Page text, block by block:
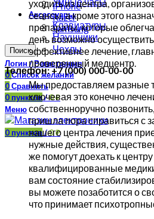
iPhone
Razer
Samsung
Поиск
Логин / Регистрация
0Список желаний
0Сравнить
0 пунктов/0₽
Меню
0 пунктов/0₽
Аксессуары
Клавиатуры
Наушники
Чехлы
Телефон: +7 (000) 000-00-00
уходить из центра,
сеансы, а кроме этого
препараты, которые
день возможно
эффективнее лечение,
проверенный медцентр.
Мы предоставляем разные
ключевая это конечно
собственноручно
пришла пора справиться с
нашего центра лечения
нужные действия,
же помогут доехать к
квалифицированные
вам состояние
вы можете позаботится о
что принимает